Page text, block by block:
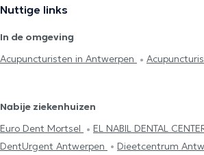
Nuttige links
In de omgeving
Acupuncturisten in Antwerpen
Nabije ziekenhuizen
Euro Dent Mortsel
EL NABIL DENTAL
DentUrgent Antwerpen
Dieetcentrum